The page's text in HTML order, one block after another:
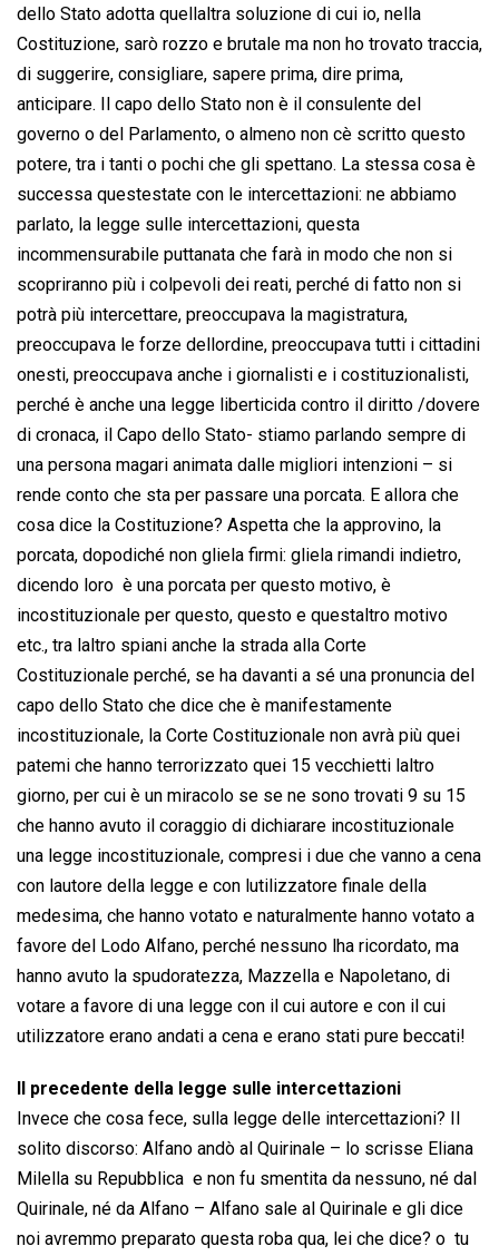
dello Stato adotta quellaltra soluzione di cui io, nella
Costituzione, sarò rozzo e brutale ma non ho trovato traccia,
di suggerire, consigliare, sapere prima, dire prima,
anticipare. Il capo dello Stato non è il consulente del
governo o del Parlamento, o almeno non cè scritto questo
potere, tra i tanti o pochi che gli spettano. La stessa cosa è
successa questestate con le intercettazioni: ne abbiamo
parlato, la legge sulle intercettazioni, questa
incommensurabile puttanata che farà in modo che non si
scopriranno più i colpevoli dei reati, perché di fatto non si
potrà più intercettare, preoccupava la magistratura,
preoccupava le forze dellordine, preoccupava tutti i cittadini
onesti, preoccupava anche i giornalisti e i costituzionalisti,
perché è anche una legge liberticida contro il diritto /dovere
di cronaca, il Capo dello Stato- stiamo parlando sempre di
una persona magari animata dalle migliori intenzioni – si
rende conto che sta per passare una porcata. E allora che
cosa dice la Costituzione? Aspetta che la approvino, la
porcata, dopodiché non gliela firmi: gliela rimandi indietro,
dicendo loro  è una porcata per questo motivo, è
incostituzionale per questo, questo e questaltro motivo
etc., tra laltro spiani anche la strada alla Corte
Costituzionale perché, se ha davanti a sé una pronuncia del
capo dello Stato che dice che è manifestamente
incostituzionale, la Corte Costituzionale non avrà più quei
patemi che hanno terrorizzato quei 15 vecchietti laltro
giorno, per cui è un miracolo se se ne sono trovati 9 su 15
che hanno avuto il coraggio di dichiarare incostituzionale
una legge incostituzionale, compresi i due che vanno a cena
con lautore della legge e con lutilizzatore finale della
medesima, che hanno votato e naturalmente hanno votato a
favore del Lodo Alfano, perché nessuno lha ricordato, ma
hanno avuto la spudoratezza, Mazzella e Napoletano, di
votare a favore di una legge con il cui autore e con il cui
utilizzatore erano andati a cena e erano stati pure beccati!
Il precedente della legge sulle intercettazioni
Invece che cosa fece, sulla legge delle intercettazioni? Il
solito discorso: Alfano andò al Quirinale – lo scrisse Eliana
Milella su Repubblica e non fu smentita da nessuno, né dal
Quirinale, né da Alfano – Alfano sale al Quirinale e gli dice 
noi avremmo preparato questa roba qua, lei che dice? o  tu